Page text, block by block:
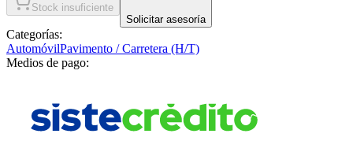
Stock insuficiente
Solicitar asesoría
Categorías:
AutomóvilPavimento / Carretera (H/T)
Medios de pago: